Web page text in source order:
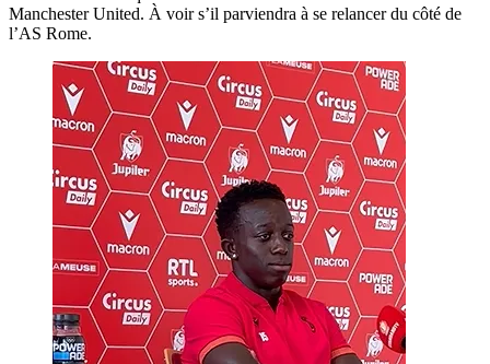
Manchester United. À voir s’il parviendra à se relancer du côté de
l’AS Rome.